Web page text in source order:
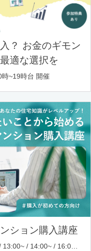
？ お金のギモン
適な選択を
~19時台 開催
ション購入講座